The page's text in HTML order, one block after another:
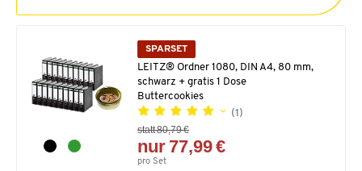
SPARSET
LEITZ® Ordner 1080, DIN A4, 80 mm,
schwarz + gratis 1 Dose
Buttercookies
(1)
statt 80,79 €
nur 77,99 €
pro Set